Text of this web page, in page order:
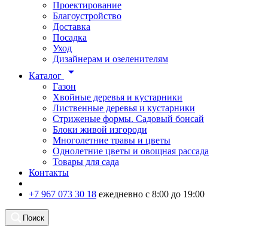
Проектирование
Благоустройство
Доставка
Посадка
Уход
Дизайнерам и озеленителям
Каталог
arrow_drop_down
Газон
Хвойные деревья и кустарники
Лиственные деревья и кустарники
Стриженые формы. Садовый бонсай
Блоки живой изгороди
Многолетние травы и цветы
Однолетние цветы и овощная рассада
Товары для сада
Контакты
+7 967 073 30 18 ежедневно с 8:00 до 19:00
Поиск